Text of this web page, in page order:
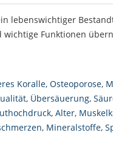
lebenswichtiger
Funktionen
Koralle, Osteoporose,
, Übersäuerung,
, Alter,
, Mineralstoffe,